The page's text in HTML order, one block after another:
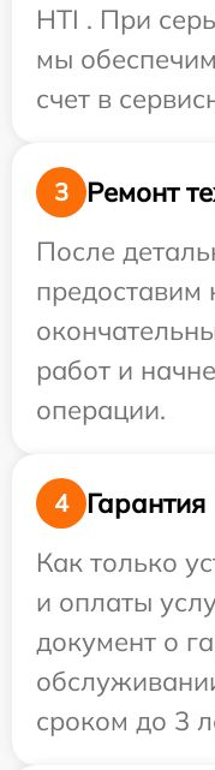
HTI . При
мы
счет в
3
Ремонт
После
предоставим
работ и
операции.
4
Гарантия
Как только
и оплаты
документ о
сроком до 3